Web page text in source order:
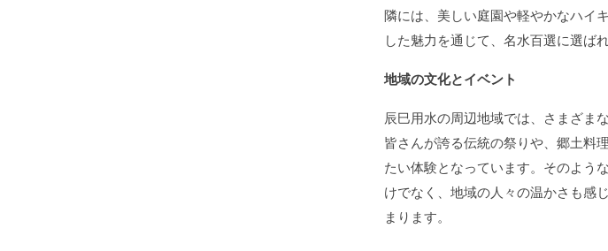
隣には、美しい庭園や軽やかなハイ
した魅力を通じて、名水百選に選ば
地域の文化とイベント
辰巳用水の周辺地域では、さまざま
皆さんが誇る伝統の祭りや、郷土料
たい体験となっています。そのよう
けでなく、地域の人々の温かさも感
まります。